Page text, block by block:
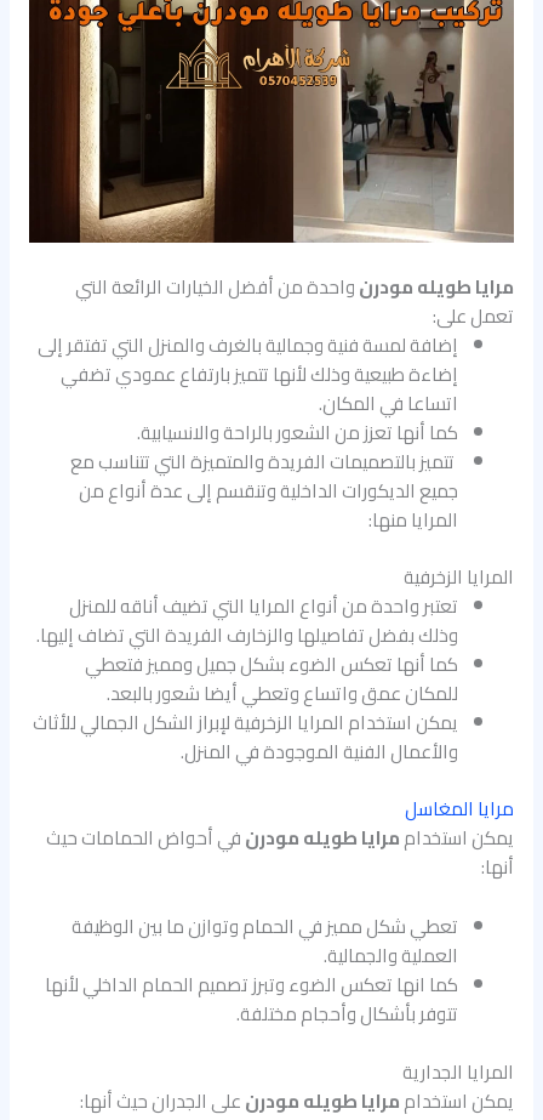
مرايا طويله مودرنواحدة من أفضل الخيارات الرائعة التي
تعمل على:
إضافة لمسة فنية وجمالية بالغرف والمنزل التي تفتقر إلى
إضاءة طبيعية وذلك لأنها تتميز بارتفاع عمودي تضفي
اتساعا في المكان.
كما أنها تعزز من الشعور بالراحة والانسيابية.
تتميز بالتصميمات الفريدة والمتميزة التي تتناسب مع
جميع الديكورات الداخلية وتنقسم إلى عدة أنواع من
المرايا منها:
المرايا الزخرفية
تعتبر واحدة من أنواع المرايا التي تضيف أناقه للمنزل
وذلك بفضل تفاصيلها والزخارف الفريدة التي تضاف إليها.
كما أنها تعكس الضوء بشكل جميل ومميز فتعطي
للمكان عمق واتساع وتعطي أيضا شعور بالبعد.
يمكن استخدام المرايا الزخرفية لإبراز الشكل الجمالي للأثاث
والأعمال الفنية الموجودة في المنزل.
مرايا المغاسل
يمكن استخداممرايا طويله مودرنفي أحواض الحمامات حيث
أنها:
تعطي شكل مميز في الحمام وتوازن ما بين الوظيفة
العملية والجمالية.
كما انها تعكس الضوء وتبرز تصميم الحمام الداخلي لأنها
تتوفر بأشكال وأحجام مختلفة.
المرايا الجدارية
يمكن استخداممرايا طويله مودرنعلى الجدران حيث أنها: